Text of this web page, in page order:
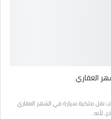
العقاري
نقل ملكية سيارة في الشهر العقاري
لأنه…